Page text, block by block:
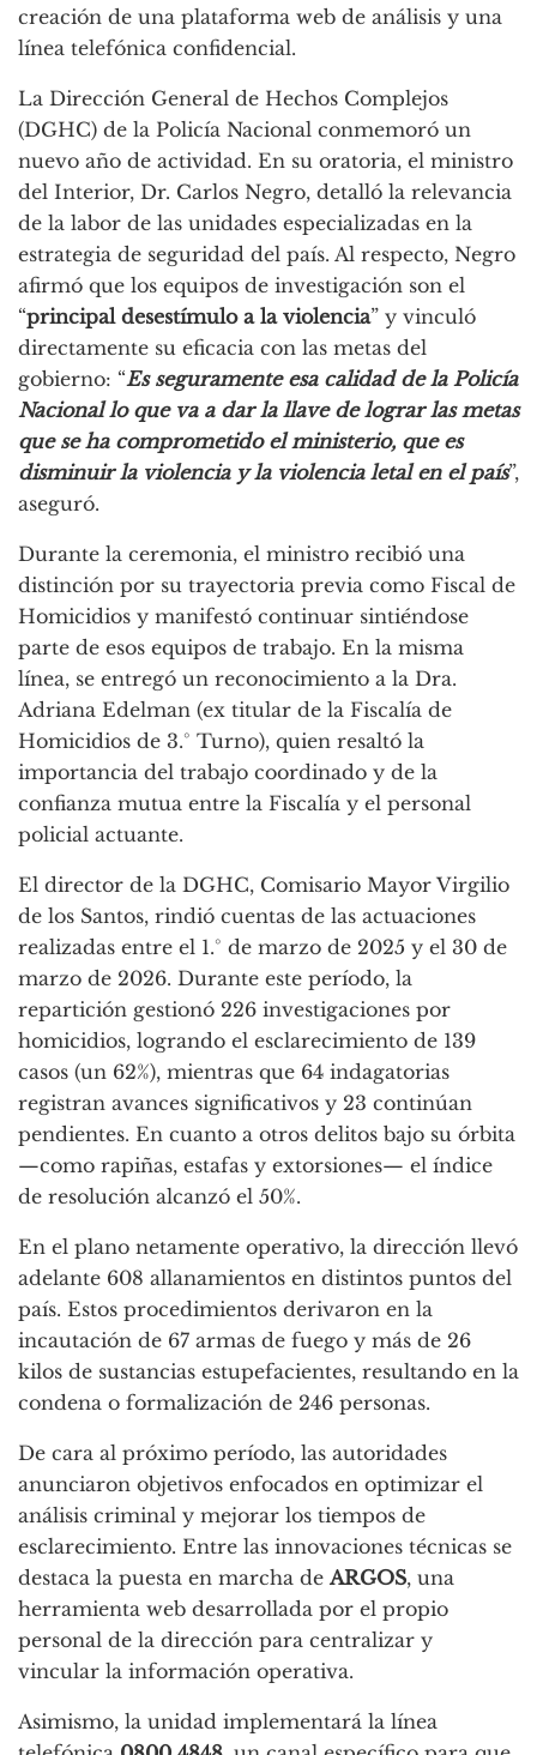
creación de una plataforma web de análisis y una
línea telefónica confidencial.
La Dirección General de Hechos Complejos
(DGHC) de la Policía Nacional conmemoró un
nuevo año de actividad. En su oratoria, el ministro
del Interior, Dr. Carlos Negro, detalló la relevancia
de la labor de las unidades especializadas en la
estrategia de seguridad del país. Al respecto, Negro
afirmó que los equipos de investigación son el
“principal desestímulo a la violencia” y vinculó
directamente su eficacia con las metas del
gobierno: “Es seguramente esa calidad de la Policía
Nacional lo que va a dar la llave de lograr las metas
que se ha comprometido el ministerio, que es
disminuir la violencia y la violencia letal en el país”,
aseguró.
Durante la ceremonia, el ministro recibió una
distinción por su trayectoria previa como Fiscal de
Homicidios y manifestó continuar sintiéndose
parte de esos equipos de trabajo. En la misma
línea, se entregó un reconocimiento a la Dra.
Adriana Edelman (ex titular de la Fiscalía de
Homicidios de 3.° Turno), quien resaltó la
importancia del trabajo coordinado y de la
confianza mutua entre la Fiscalía y el personal
policial actuante.
El director de la DGHC, Comisario Mayor Virgilio
de los Santos, rindió cuentas de las actuaciones
realizadas entre el 1.° de marzo de 2025 y el 30 de
marzo de 2026. Durante este período, la
repartición gestionó 226 investigaciones por
homicidios, logrando el esclarecimiento de 139
casos (un 62%), mientras que 64 indagatorias
registran avances significativos y 23 continúan
pendientes. En cuanto a otros delitos bajo su órbita
—como rapiñas, estafas y extorsiones— el índice
de resolución alcanzó el 50%.
En el plano netamente operativo, la dirección llevó
adelante 608 allanamientos en distintos puntos del
país. Estos procedimientos derivaron en la
incautación de 67 armas de fuego y más de 26
kilos de sustancias estupefacientes, resultando en la
condena o formalización de 246 personas.
De cara al próximo período, las autoridades
anunciaron objetivos enfocados en optimizar el
análisis criminal y mejorar los tiempos de
esclarecimiento. Entre las innovaciones técnicas se
destaca la puesta en marcha de ARGOS, una
herramienta web desarrollada por el propio
personal de la dirección para centralizar y
vincular la información operativa.
Asimismo, la unidad implementará la línea